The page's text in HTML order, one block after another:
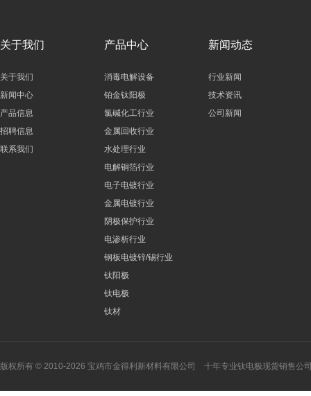
关于我们
关于我们
新闻中心
产品信息
招聘信息
联系我们
产品中心
消毒电解设备
铂金钛阳极
氯碱化工行业
金属回收行业
水处理行业
电解铜箔行业
电子电镀行业
金属电镀行业
阴极保护行业
电渗析行业
钢板电镀锌/锡行业
钛阳极
钛电极
钛材
新闻动态
行业新闻
技术资讯
公司新闻
版权所有 © 2010-2026 宝鸡市金得利新材料有限公司 十年专业钛电极现货销售公